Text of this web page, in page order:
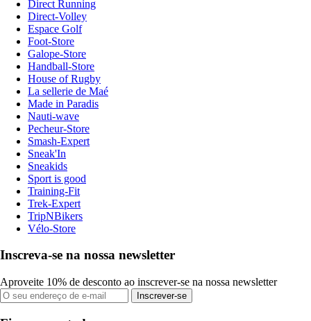
Direct Running
Direct-Volley
Espace Golf
Foot-Store
Galope-Store
Handball-Store
House of Rugby
La sellerie de Maé
Made in Paradis
Nauti-wave
Pecheur-Store
Smash-Expert
Sneak'In
Sneakids
Sport is good
Training-Fit
Trek-Expert
TripNBikers
Vélo-Store
Inscreva-se na nossa newsletter
Aproveite 10% de desconto ao inscrever-se na nossa newsletter
Inscrever-se